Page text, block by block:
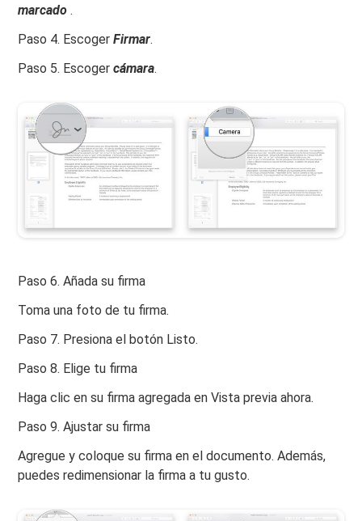
marcado .
Paso 4. EscogerFirmar.
Paso 5. Escogercámara.
Paso 6. Añada su firma
Toma una foto de tu firma.
Paso 7. Presiona el botón Listo.
Paso 8. Elige tu firma
Haga clic en su firma agregada en Vista previa ahora.
Paso 9. Ajustar su firma
Agregue y coloque su firma en el documento. Además,
puedes redimensionar la firma a tu gusto.